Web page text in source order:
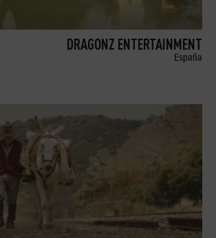
DRAGONZ ENTERTAINMENT
España